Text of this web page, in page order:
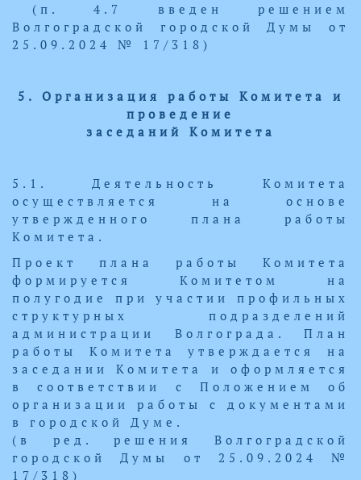
(п. 4.7 введен решением
Волгоградской городской Думы от
25.09.2024 № 17/318)
5. Организация работы Комитета и
проведение
заседаний Комитета
5.1. Деятельность Комитета
осуществляется на основе
утвержденного плана работы
Комитета.
Проект плана работы Комитета
формируется Комитетом на
полугодие при участии профильных
структурных подразделений
администрации Волгограда. План
работы Комитета утверждается на
заседании Комитета и оформляется
в соответствии с Положением об
организации работы с документами
в городской Думе.
(в ред. решения Волгоградской
городской Думы от 25.09.2024 №
17/318)